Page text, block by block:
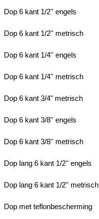
Dop 6 kant 1/2'' engels
Dop 6 kant 1/2'' metrisch
Dop 6 kant 1/4'' engels
Dop 6 kant 1/4'' metrisch
Dop 6 kant 3/4" metrisch
Dop 6 kant 3/8'' engels
Dop 6 kant 3/8'' metrisch
Dop lang 6 kant 1/2'' engels
Dop lang 6 kant 1/2'' metrisch
Dop met teflonbescherming